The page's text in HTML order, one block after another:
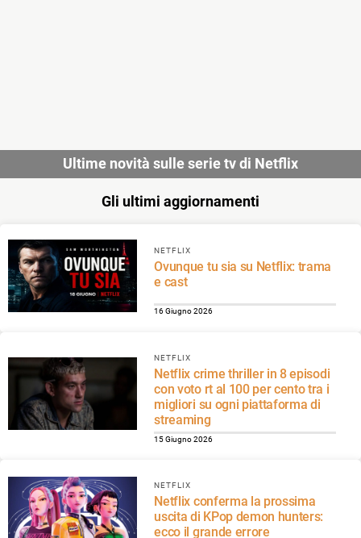
Ultime novità sulle serie tv di Netflix
Gli ultimi aggiornamenti
NETFLIX
Ovunque tu sia su Netflix: trama
e cast
16 Giugno 2026
NETFLIX
Netflix crime thriller in 8 episodi
con voto rt al 100 per cento tra i
migliori su ogni piattaforma di
streaming
15 Giugno 2026
NETFLIX
Netflix conferma la prossima
uscita di KPop demon hunters:
ecco il grande errore